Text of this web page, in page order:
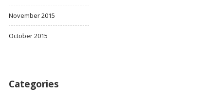
November 2015
October 2015
Categories